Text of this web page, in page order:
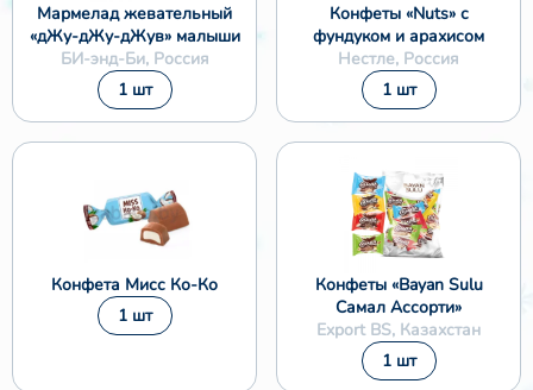
Мармелад жевательный
«дЖу-дЖу-дЖув» малыши
БИ-энд-Би, Россия
1 шт
Конфеты «Nuts» с
фундуком и арахисом
Нестле, Россия
1 шт
Конфета Мисс Ко-Ко
1 шт
Конфеты «Bayan Sulu
Самал Ассорти»
Export BS, Казахстан
1 шт